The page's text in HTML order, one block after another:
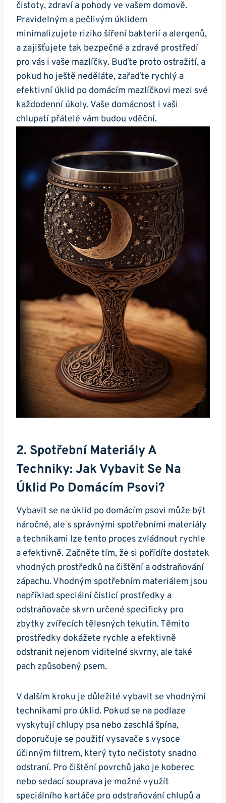
čistoty, zdraví a pohody ve vašem domově.
Pravidelným a pečlivým úklidem
minimalizujete riziko šíření bakterií a alergenů,
a zajišťujete tak bezpečné a zdravé prostředí
pro vás i vaše mazlíčky. Buďte proto ostražití, a
pokud ho ještě neděláte, zařaďte rychlý a
efektivní úklid po domácím mazlíčkovi mezi své
každodenní úkoly. Vaše domácnost i vaši
chlupatí přátelé vám budou vděční.
2. Spotřební Materiály A
Techniky: Jak Vybavit Se Na
Úklid Po Domácím Psovi?
Vybavit se na úklid po domácím psovi může být
náročné, ale s správnými spotřebními materiály
a technikami lze tento proces zvládnout rychle
a efektivně. Začněte tím, že si pořídíte dostatek
vhodných prostředků na čištění a odstraňování
zápachu. Vhodným spotřebním materiálem jsou
například speciální čisticí prostředky a
odstraňovače skvrn určené specificky pro
zbytky zvířecích tělesných tekutin. Těmito
prostředky dokážete rychle a efektivně
odstranit nejenom viditelné skvrny, ale také
pach způsobený psem.
V dalším kroku je důležité vybavit se vhodnými
technikami pro úklid. Pokud se na podlaze
vyskytují chlupy psa nebo zaschlá špína,
doporučuje se použití vysavače s vysoce
účinným filtrem, který tyto nečistoty snadno
odstraní. Pro čištění povrchů jako je koberec
nebo sedací souprava je možné využít
speciálního kartáče pro odstraňování chlupů a